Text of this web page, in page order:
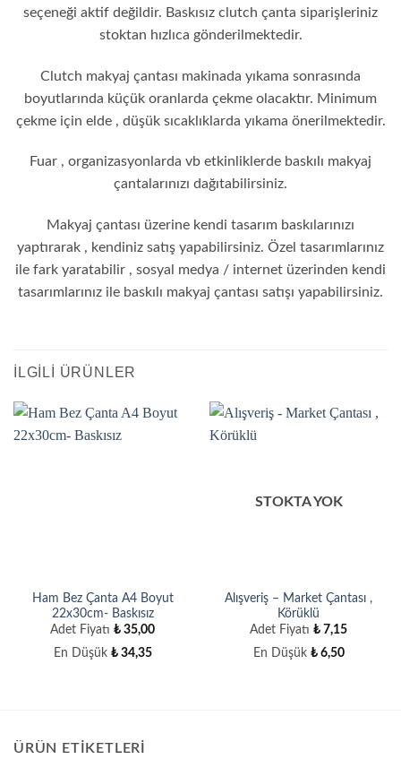
seçeneği aktif değildir. Baskısız clutch çanta siparişleriniz
stoktan hızlıca gönderilmektedir.
Clutch makyaj çantası makinada yıkama sonrasında
boyutlarında küçük oranlarda çekme olacaktır. Minimum
çekme için elde , düşük sıcaklıklarda yıkama önerilmektedir.
Fuar , organizasyonlarda vb etkinliklerde baskılı makyaj
çantalarınızı dağıtabilirsiniz.
Makyaj çantası üzerine kendi tasarım baskılarınızı
yaptırarak , kendiniz satış yapabilirsiniz. Özel tasarımlarınız
ile fark yaratabilir , sosyal medya / internet üzerinden kendi
tasarımlarınız ile baskılı makyaj çantası satışı yapabilirsiniz.
İLGILI ÜRÜNLER
Ham Bez Çanta A4 Boyut
22x30cm- Baskısız
Adet Fiyatı ₺ 35,00
En Düşük ₺34,35
STOKTA YOK
Alışveriş – Market Çantası ,
Körüklü
Adet Fiyatı ₺ 7,15
En Düşük ₺6,50
ÜRÜN ETIKETLERI